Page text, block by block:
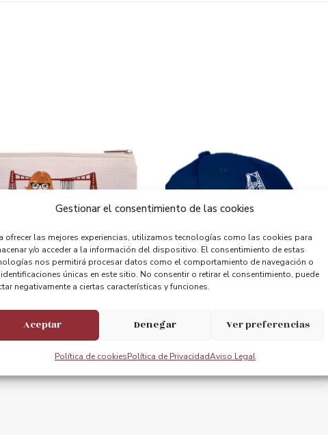
Gestionar el consentimiento de las cookies
ofrecer las mejores experiencias, utilizamos tecnologías como las cookies para
y/o acceder a la información del dispositivo. El consentimiento de estas
nos permitirá procesar datos como el comportamiento de navegación o
únicas en este sitio. No consentir o retirar el consentimiento, puede
negativamente a ciertas características y funciones.
Aceptar Denegar Ver preferencias
Política de cookiesPolítica de PrivacidadAviso Legal
Puente Colgante Visera Azul Puente Bizkaia
Add to cart